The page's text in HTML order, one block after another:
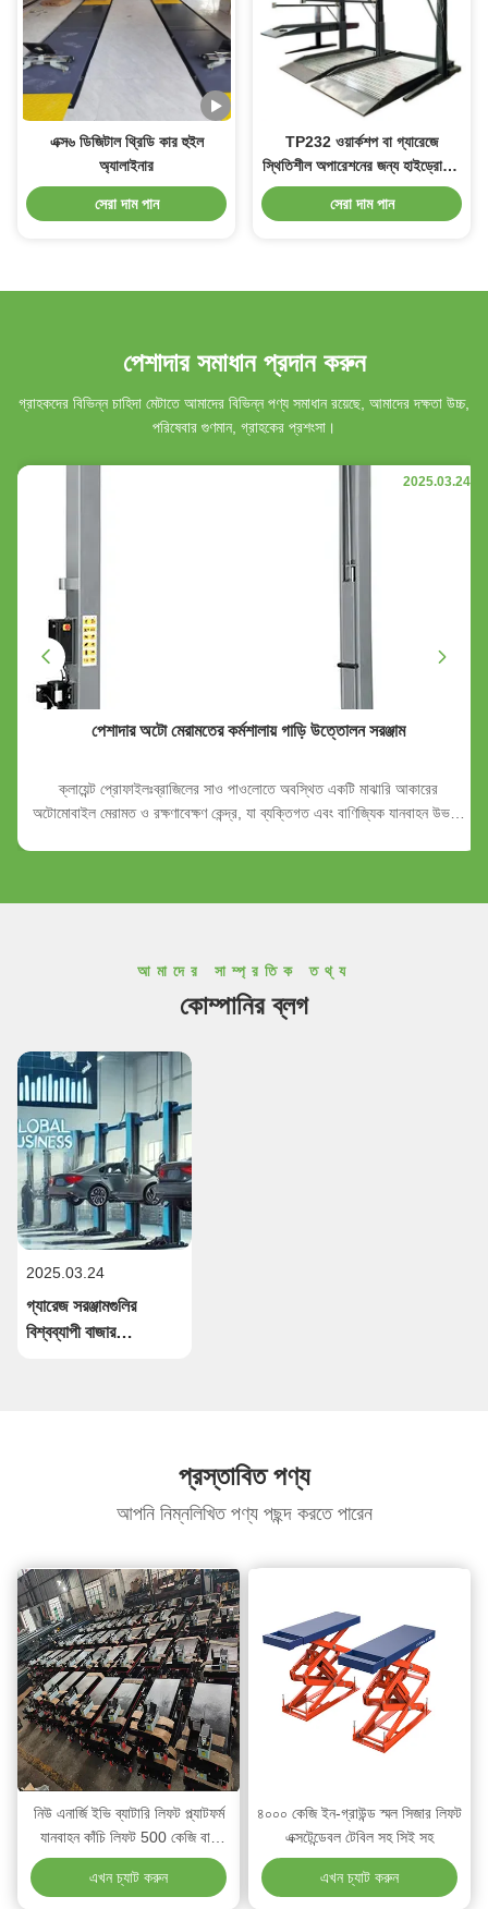
এক্স৬ ডিজিটাল থ্রিডি কার হুইল
অ্যালাইনার
সেরা দাম পান
TP232 ওয়ার্কশপ বা গ্যারেজে
স্থিতিশীল অপারেশনের জন্য হাইড্রোলিক
2 পোস্ট কার লিফট
সেরা দাম পান
পেশাদার সমাধান প্রদান করুন
গ্রাহকদের বিভিন্ন চাহিদা মেটাতে আমাদের বিভিন্ন পণ্য সমাধান রয়েছে, আমাদের দক্ষতা উচ্চ,
পরিষেবার গুণমান, গ্রাহকের প্রশংসা।
2025.03.24
পেশাদার অটো মেরামতের কর্মশালায় গাড়ি উত্তোলন সরঞ্জাম
ক্লায়েন্ট প্রোফাইলঃব্রাজিলের সাও পাওলোতে অবস্থিত একটি মাঝারি আকারের
অটোমোবাইল মেরামত ও রক্ষণাবেক্ষণ কেন্দ্র, যা ব্যক্তিগত এবং বাণিজ্যিক যানবাহন উভয়ই
2025.03.24
গ্যারেজ সরঞ্জামগুলির
বিশ্বব্যাপী বাজার
আমাদের সাম্প্রতিক তথ্য
কোম্পানির ব্লগ
প্রস্তাবিত পণ্য
আপনি নিম্নলিখিত পণ্য পছন্দ করতে পারেন
নিউ এনার্জি ইভি ব্যাটারি লিফট প্ল্যাটফর্ম
যানবাহন কাঁচি লিফট 500 কেজি বায়ু
অপারেশন দ্বারা
এখন চ্যাট করুন
৪০০০ কেজি ইন-গ্রাউন্ড স্মল সিজার লিফট
এক্সটেন্ডেবল টেবিল সহ সিই সহ
এখন চ্যাট করুন